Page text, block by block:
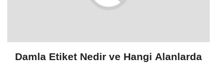
Damla Etiket Nedir ve Hangi Alanlarda